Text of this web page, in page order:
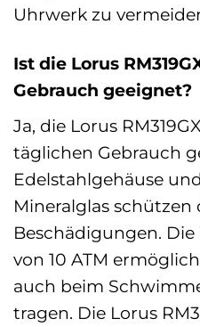
Uhrwerk zu
Ist die Lorus
Gebrauch geeignet?
Ja, die Lorus
täglichen Gebrauch
Edelstahlgehäuse
Mineralglas schützen
Beschädigungen.
von 10 ATM
auch beim
tragen. Die Lorus